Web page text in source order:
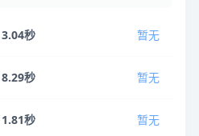
3.04秒 暂无
8.29秒 暂无
1.81秒 暂无